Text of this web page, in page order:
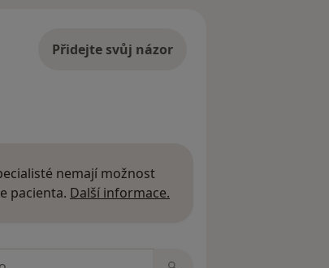
Přidejte svůj názor
nemají možnost
pacienta. Další informace.